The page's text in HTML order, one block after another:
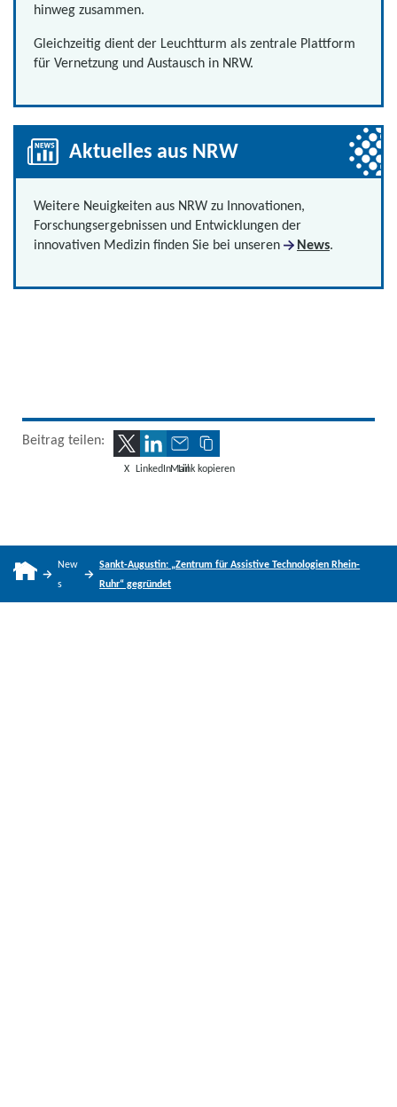
hinweg zusammen.
Gleichzeitig dient der Leuchtturm als zentrale Plattform
für Vernetzung und Austausch in NRW.
Aktuelles aus NRW
Weitere Neuigkeiten aus NRW zu Innovationen,
Forschungsergebnissen und Entwicklungen der
innovativen Medizin finden Sie bei unseren
News.
Beitrag teilen:
X LinkedInMailLink kopieren
New
s
Sankt-Augustin: „Zentrum für Assistive Technologien Rhein-
Ruhr“ gegründet